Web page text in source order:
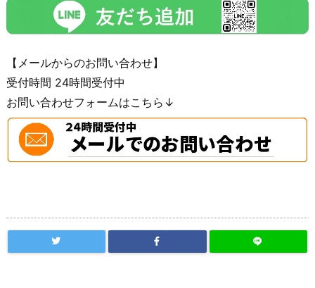
【メールからのお問い合わせ】
受付時間 24時間受付中
お問い合わせフォームはこちら↓